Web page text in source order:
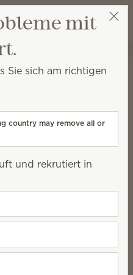
Wunschliste
Warenkorb
Party auswählen
Schalen und Deckel für
für
Ihre
oder
Vielzahl von Ersatzteilen
Elektrischen
Relevanz
mit
Sie sich am richtigen
country may remove all or
und rekrutiert in